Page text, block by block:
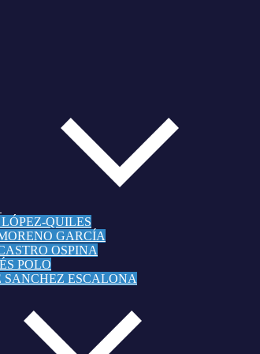
QUILES
GARCÍA
OSPINA
POLO
SANCHEZ ESCALONA
internacionales
en el mercado inmobiliario internacional y trabajamos en